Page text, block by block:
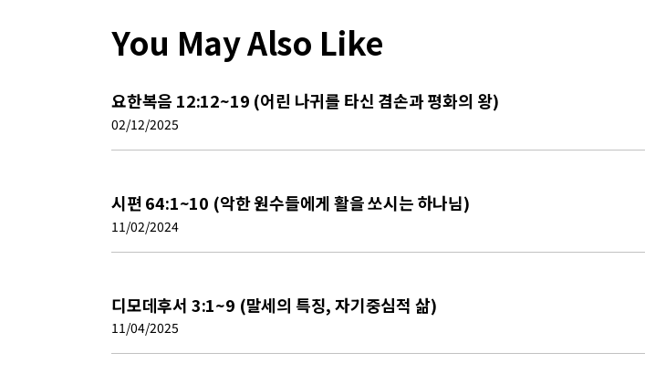
You May Also Like
요한복음 12:12~19 (어린 나귀를 타신 겸손과 평화의 왕)
02/12/2025
시편 64:1~10 (악한 원수들에게 활을 쏘시는 하나님)
11/02/2024
디모데후서 3:1~9 (말세의 특징, 자기중심적 삶)
11/04/2025